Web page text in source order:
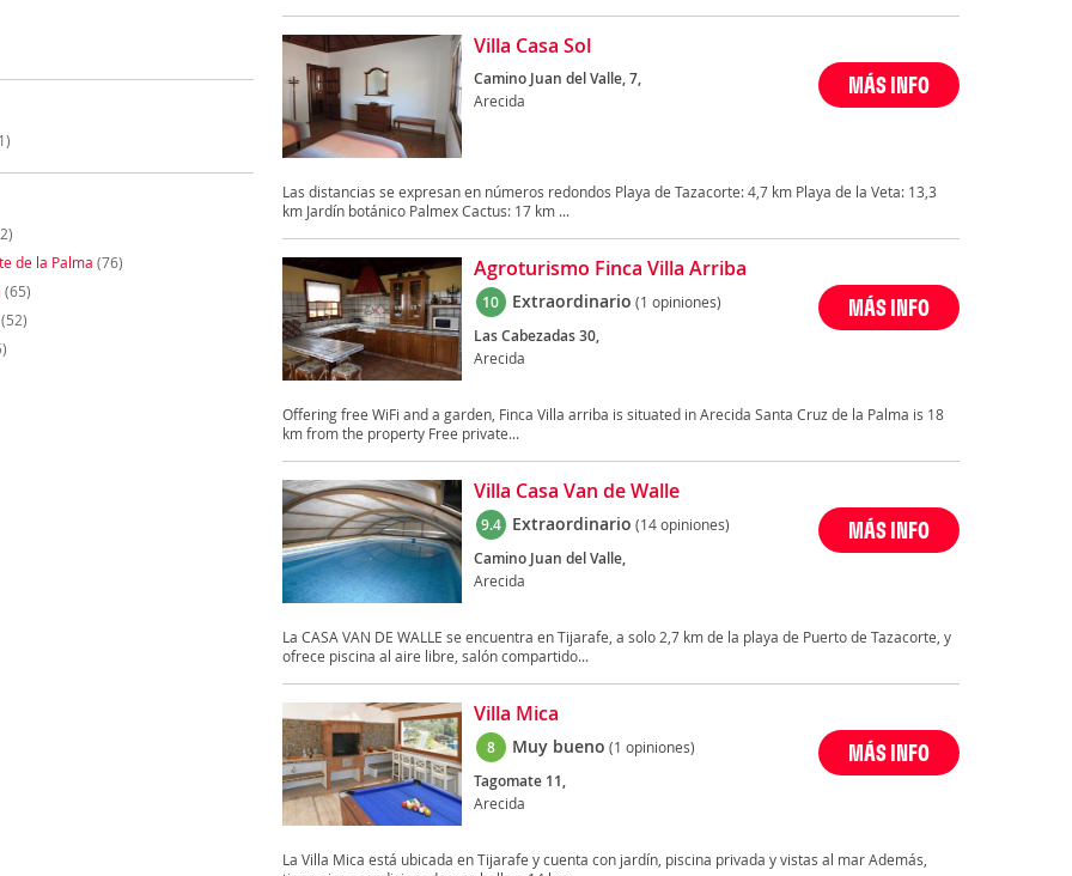
de la Palma (76)
(65)
(52)
Villa Casa Sol
Camino Juan del Valle, 7,
Arecida
MÁS INFO
Las distancias se expresan en números redondos Playa de Tazacorte: 4,7 km Playa de la Veta: 13,3
km Jardín botánico Palmex Cactus: 17 km ...
Agroturismo Finca Villa Arriba
10 Extraordinario (1 opiniones)
Las Cabezadas 30,
Arecida
MÁS INFO
Offering free WiFi and a garden, Finca Villa arriba is situated in Arecida Santa Cruz de la Palma is 18
km from the property Free private...
Villa Casa Van de Walle
9.4 Extraordinario (14 opiniones)
Camino Juan del Valle,
Arecida
MÁS INFO
La CASA VAN DE WALLE se encuentra en Tijarafe, a solo 2,7 km de la playa de Puerto de Tazacorte, y
ofrece piscina al aire libre, salón compartido...
Villa Mica
8 Muy bueno (1 opiniones)
Tagomate 11,
Arecida
MÁS INFO
La Villa Mica está ubicada en Tijarafe y cuenta con jardín, piscina privada y vistas al mar Además,